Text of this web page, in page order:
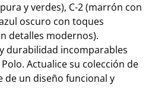
y verdes), C-2 (marrón con
oscuro con toques
detalles modernos).
durabilidad incomparables
Actualice su colección de
de un diseño funcional y